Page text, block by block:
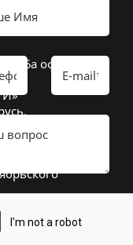
26а оф 20
20
от